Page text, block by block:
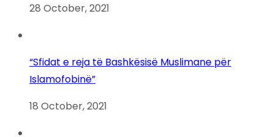
28 October, 2021
“Sfidat e reja të Bashkësisë Muslimane për
Islamofobinë”
18 October, 2021